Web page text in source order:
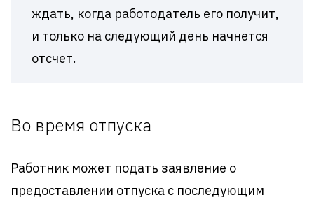
ждать, когда работодатель его получит,
и только на следующий день начнется
отсчет.
Во время отпуска
Работник может подать заявление о
предоставлении отпуска с последующим